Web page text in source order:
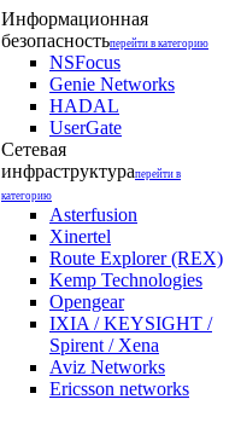
Информационная
безопасностьперейти в категорию
NSFocus
Genie Networks
HADAL
UserGate
Сетевая
инфраструктураперейти в
категорию
Asterfusion
Xinertel
Route Explorer (REX)
Kemp Technologies
Opengear
IXIA / KEYSIGHT /
Spirent / Xena
Aviz Networks
Ericsson networks